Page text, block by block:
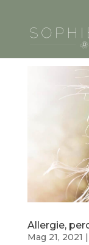
Allergie,
Mag 21, 2021 |